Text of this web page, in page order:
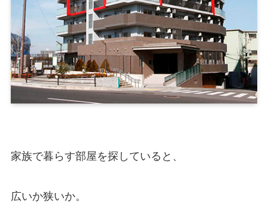
家族で暮らす部屋を探していると、
広いか狭いか。